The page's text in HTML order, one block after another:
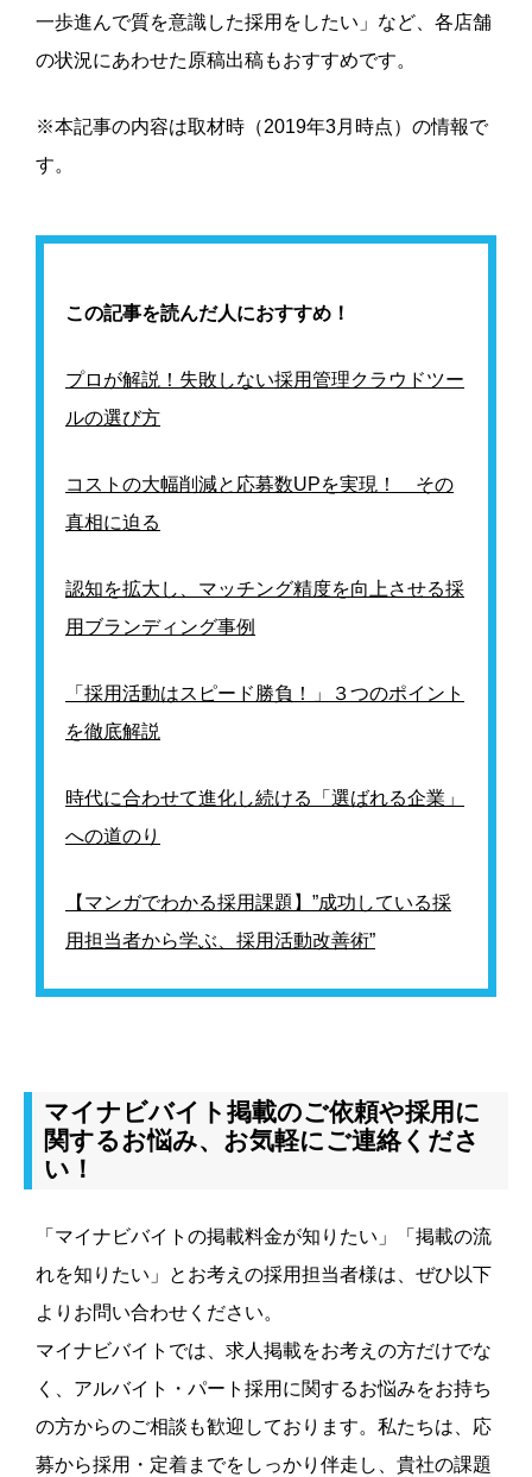
一歩進んで質を意識した採用をしたい」など、各店舗
の状況にあわせた原稿出稿もおすすめです。
※本記事の内容は取材時（2019年3月時点）の情報で
す。
この記事を読んだ人におすすめ！
プロが解説！失敗しない採用管理クラウドツー
ルの選び方
コストの大幅削減と応募数UPを実現！ その
真相に迫る
認知を拡大し、マッチング精度を向上させる採
用ブランディング事例
「採用活動はスピード勝負！」３つのポイント
を徹底解説
時代に合わせて進化し続ける「選ばれる企業」
への道のり
【マンガでわかる採用課題】”成功している採
用担当者から学ぶ、採用活動改善術”
マイナビバイト掲載のご依頼や採用に
関するお悩み、お気軽にご連絡くださ
い！
「マイナビバイトの掲載料金が知りたい」「掲載の流
れを知りたい」とお考えの採用担当者様は、ぜひ以下
よりお問い合わせください。
マイナビバイトでは、求人掲載をお考えの方だけでな
く、アルバイト・パート採用に関するお悩みをお持ち
の方からのご相談も歓迎しております。私たちは、応
募から採用・定着までをしっかり伴走し、貴社の課題